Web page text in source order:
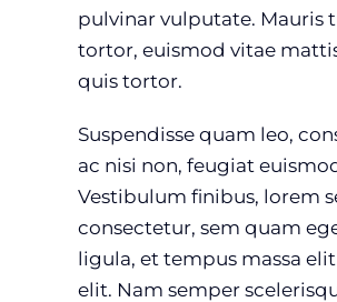
pulvinar vulputate. Mauris
tortor, euismod vitae
quis tortor.
Suspendisse quam leo,
ac nisi non, feugiat
Vestibulum finibus, lorem
consectetur, sem quam
ligula, et tempus massa
elit. Nam semper